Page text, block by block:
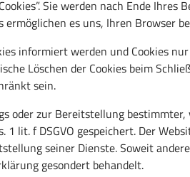
Sie werden nach Ende Ihres
es uns, Ihren Browser
informiert werden und Cookies
Löschen der Cookies beim
sein.
oder zur Bereitstellung
lit. f DSGVO gespeichert. Der
seiner Dienste. Soweit andere
gesondert behandelt.